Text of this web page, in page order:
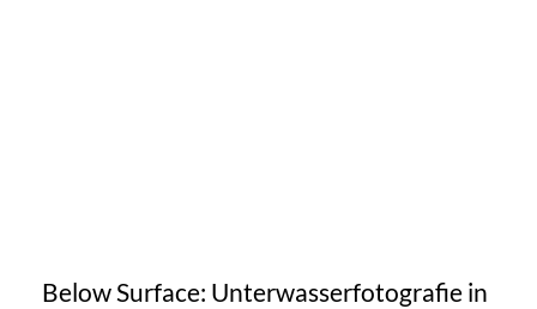
Below Surface: Unterwasserfotografie in